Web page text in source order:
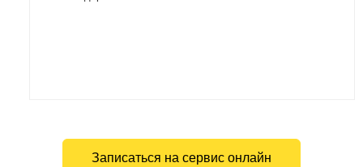
Записаться на сервис онлайн